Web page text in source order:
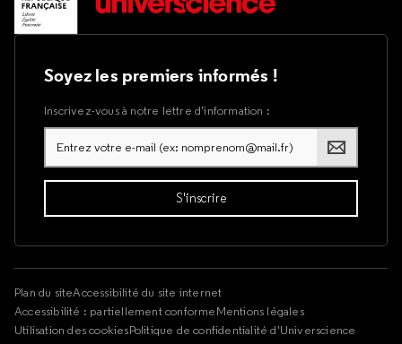
Soyez les premiers informés !
Inscrivez-vous à notre lettre d’information :
Plan du siteAccessibilité du site internet
Accessibilité : partiellement conformeMentions légales
Utilisation des cookiesPolitique de confidentialité d'Universcience